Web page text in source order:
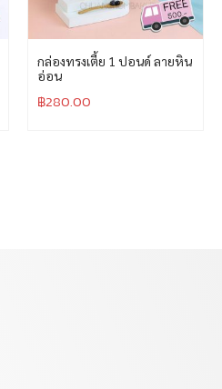
กล่องทรงเตี้ย 1 ปอนด์ ลายหิน
อ่อน
฿280.00